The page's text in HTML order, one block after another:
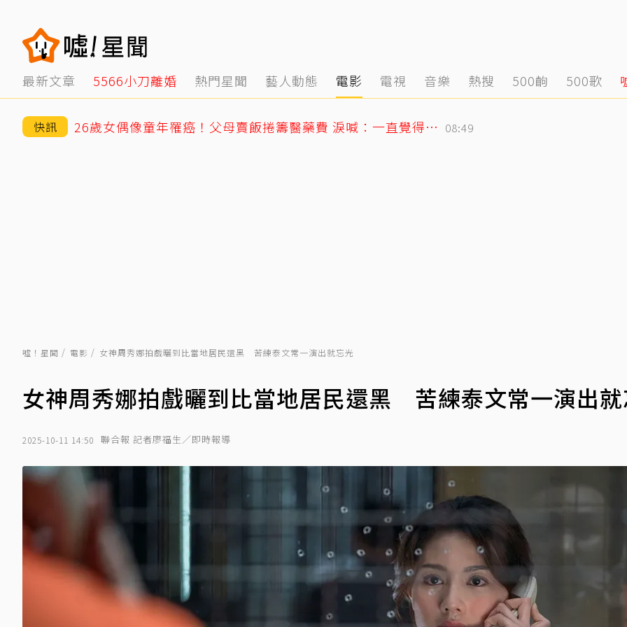
最新文章 5566小刀離婚 熱門星聞 藝人動態 電影 電視 音樂 熱搜 500齣 500歌
快訊 26歲女偶像童年罹癌！父母賣飯捲籌醫藥費 淚喊：一直覺得都是我的錯 08:49
噓！星聞 電影 女神周秀娜拍戲曬到比當地居民還黑 苦練泰文常一演出就忘光
女神周秀娜拍戲曬到比當地居民還黑 苦練泰文常一演出
2025-10-11 14:50 聯合報 記者廖福生／即時報導